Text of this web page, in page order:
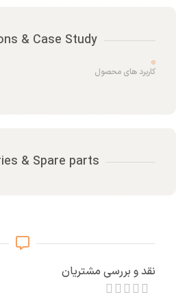
& Case Study
کاربرد های محصول
& Spare parts
نقد و بررسی مشتریان